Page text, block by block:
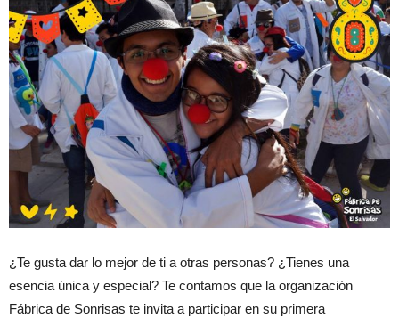
¿Te gusta dar lo mejor de ti a otras personas? ¿Tienes una
esencia única y especial? Te contamos que la organización
Fábrica de Sonrisas te invita a participar en su primera